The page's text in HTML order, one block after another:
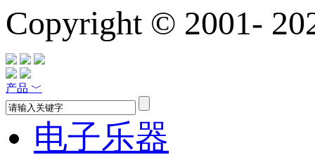
Copyright © 2001-
产品 ﹀
电子乐器